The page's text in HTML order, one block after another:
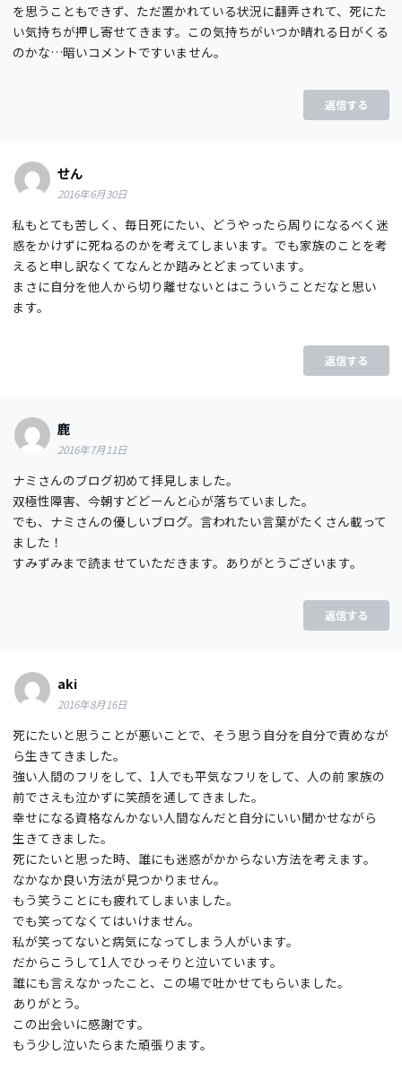
を思うこともできず、ただ置かれている状況に翻弄されて、死にた
い気持ちが押し寄せてきます。この気持ちがいつか晴れる日がくる
のかな…暗いコメントですいません。
返信する
せん
2016年6月30日
私もとても苦しく、毎日死にたい、どうやったら周りになるべく迷
惑をかけずに死ねるのかを考えてしまいます。でも家族のことを考
えると申し訳なくてなんとか踏みとどまっています。
まさに自分を他人から切り離せないとはこういうことだなと思い
ます。
返信する
鹿
2016年7月11日
ナミさんのブログ初めて拝見しました。
双極性障害、今朝すどどーんと心が落ちていました。
でも、ナミさんの優しいブログ。言われたい言葉がたくさん載って
ました！
すみずみまで読ませていただきます。ありがとうございます。
返信する
aki
2016年8月16日
死にたいと思うことが悪いことで、そう思う自分を自分で責めなが
ら生きてきました。
強い人間のフリをして、1人でも平気なフリをして、人の前 家族の
前でさえも泣かずに笑顔を通してきました。
幸せになる資格なんかない人間なんだと自分にいい聞かせながら
生きてきました。
死にたいと思った時、誰にも迷惑がかからない方法を考えます。
なかなか良い方法が見つかりません。
もう笑うことにも疲れてしまいました。
でも笑ってなくてはいけません。
私が笑ってないと病気になってしまう人がいます。
だからこうして1人でひっそりと泣いています。
誰にも言えなかったこと、この場で吐かせてもらいました。
ありがとう。
この出会いに感謝です。
もう少し泣いたらまた頑張ります。